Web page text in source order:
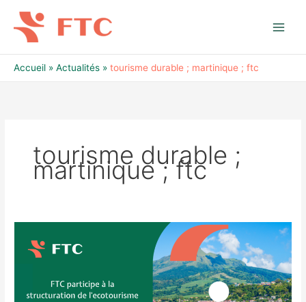
contenu
Accueil Actualités tourisme durable ; martinique ; ftc
tourisme durable ;
martinique ; ftc
participe